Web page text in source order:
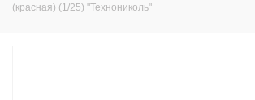
(красная) (1/25) "Технониколь"